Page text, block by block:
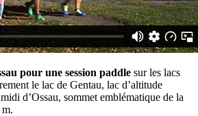
pour une session paddle sur les lacs
le lac de Gentau, lac d’altitude
d’Ossau, sommet emblématique de la